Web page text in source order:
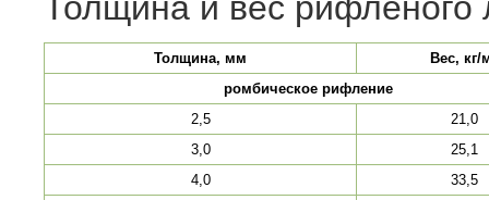
Толщина, мм
Вес, кг/
ромбическое рифление
2,5
21,0
3,0
25,1
4,0
33,5